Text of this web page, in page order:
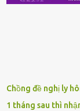
Chồng đề nghị ly
1 tháng sau thì